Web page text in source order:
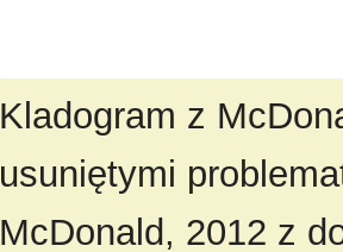
Kladogram z
usuniętymi
McDonald, 2012 z